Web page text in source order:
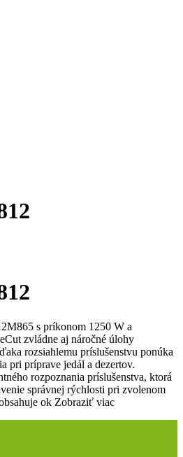
s príkonom 1250 W a
zvládne aj náročné úlohy
rozsiahlemu príslušenstvu ponúka
pri príprave jedál a dezertov.
rozpoznania príslušenstva, ktorá
správnej rýchlosti pri zvolenom
ok Zobraziť viac